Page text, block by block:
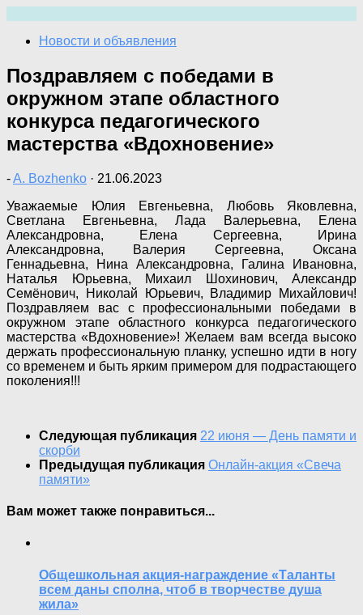
содержимому
Новости и объявления
Поздравляем с победами в
окружном этапе областного
конкурса педагогического
мастерства «Вдохновение»
-A. Bozhenko · 21.06.2023
Уважаемые Юлия Евгеньевна, Любовь Яковлевна,
Светлана Евгеньевна, Лада Валерьевна, Елена
Александровна, Елена Сергеевна, Ирина
Александровна, Валерия Сергеевна, Оксана
Геннадьевна, Нина Александровна, Галина Ивановна,
Наталья Юрьевна, Михаил Шохинович, Александр
Семёнович, Николай Юрьевич, Владимир Михайлович!
Поздравляем вас с профессиональными победами в
окружном этапе областного конкурса педагогического
мастерства «Вдохновение»! Желаем вам всегда высоко
держать профессиональную планку, успешно идти в ногу
со временем и быть ярким примером для подрастающего
поколения!!!
Следующая публикация 22 июня — День памяти и
скорби
Предыдущая публикация Онлайн-акция «Свеча
памяти»
Вам может также понравиться...
Общешкольная акция-награждение «Таланты
всем даны сполна, чтоб в творчестве душа
жила»